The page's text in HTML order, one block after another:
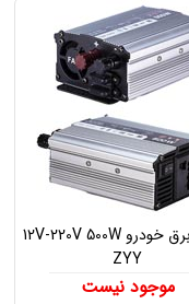
اینورتر برق خودرو 12V-220V 500W
ZYY
موجود نیست